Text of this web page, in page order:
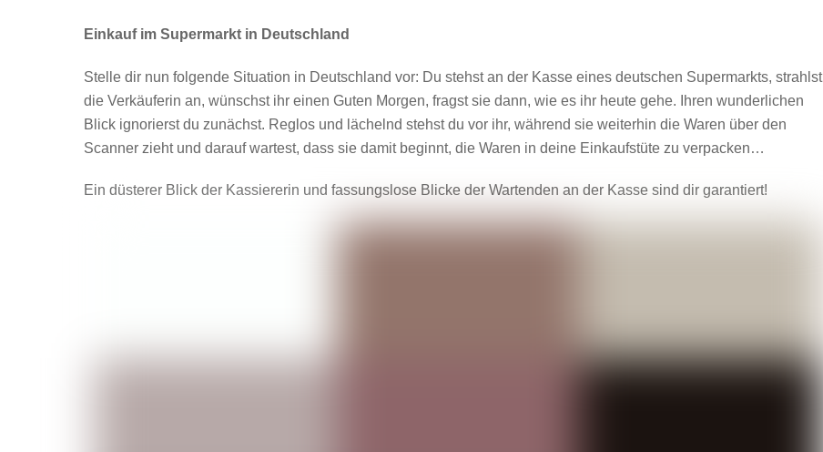
Einkauf im Supermarkt in Deutschland
Stelle dir nun folgende Situation in Deutschland vor: Du stehst an der Kasse eines deutschen Supermarkts, strahlst
die Verkäuferin an, wünschst ihr einen Guten Morgen, fragst sie dann, wie es ihr heute gehe. Ihren wunderlichen
Blick ignorierst du zunächst. Reglos und lächelnd stehst du vor ihr, während sie weiterhin die Waren über den
Scanner zieht und darauf wartest, dass sie damit beginnt, die Waren in deine Einkaufstüte zu verpacken…
Ein düsterer Blick der Kassiererin und fassungslose Blicke der Wartenden an der Kasse sind dir garantiert!